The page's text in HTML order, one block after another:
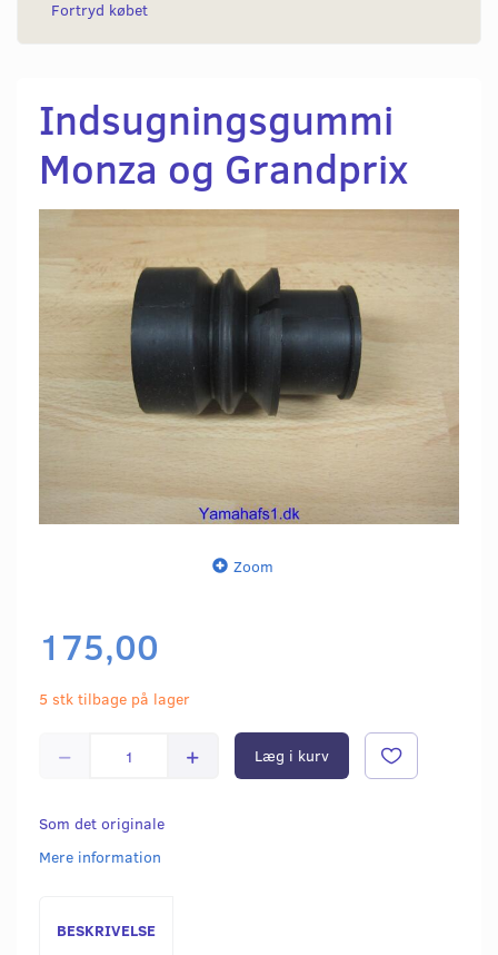
Fortryd købet
Indsugningsgummi
Monza og Grandprix
Zoom
175,00
5 stk tilbage på lager
Læg i kurv
Som det originale
Mere information
BESKRIVELSE